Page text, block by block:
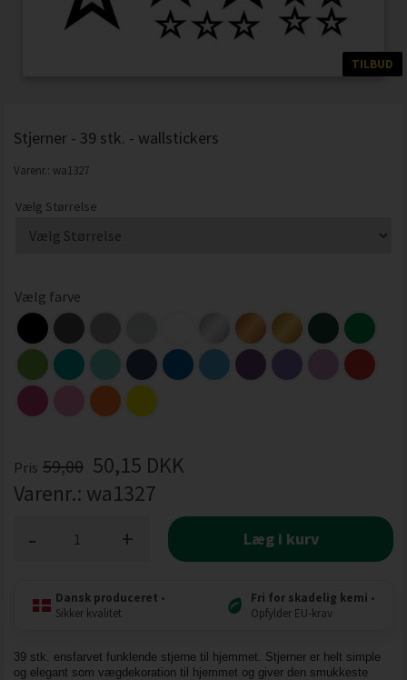
TILBUD
Stjerner - 39 stk. - wallstickers
Varenr.: wa1327
Vælg Størrelse
Vælg farve
Pris 59,00 50,15 DKK
Varenr.: wa1327
+
- Læg i kurv
Dansk produceret •
Sikker kvalitet
Fri for skadelig kemi •
Opfylder EU-krav
39 stk. ensfarvet funklende stjerne til hjemmet. Stjerner er helt simple
og elegant som vægdekoration til hjemmet og giver den smukkeste